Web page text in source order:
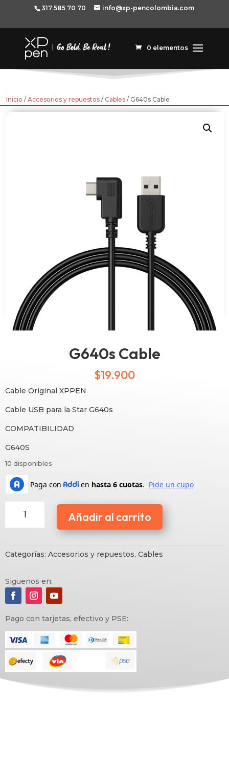
317 585 70 70 info@xp-pencolombia.com
0 elementos
Inicio / Accesorios y repuestos / Cables / G640s Cable
G640s Cable
$19.900
Cable Original XPPEN
Cable USB para la Star G640s
COMPATIBILIDAD
G640S
10 disponibles
Cable
cantidad
Añadir al carrito
Categorías: Accesorios y repuestos, Cables
Siguenos en:
Pago con tarjetas, efectivo y PSE: